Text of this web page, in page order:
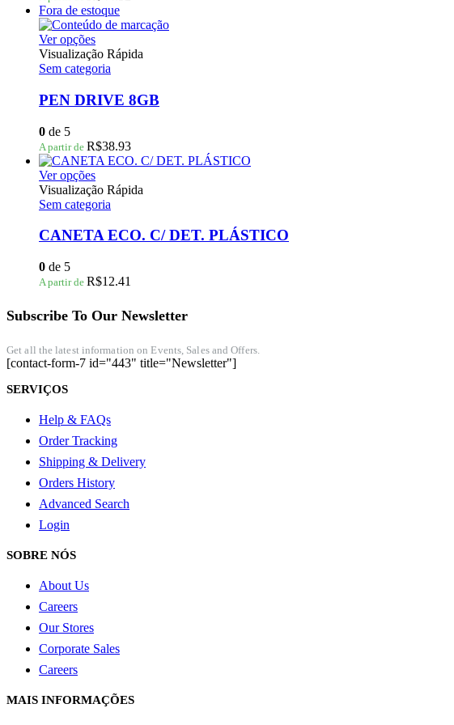
ser
escolhidas
na
página
do
produto
Fora de estoque
Ver opçõesEste
produto
tem
variantes.
As
podem
ser
escolhidas
na
página
do
produto
Visualização Rápida
Sem categoria
PEN DRIVE 8GB
0 de 5
A partir de R$38.93
Ver opçõesEste
produto
tem
variantes.
podem
ser
na
do
produto
Visualização Rápida
Sem categoria
CANETA ECO. C/ DET. PLÁSTICO
0 de 5
A partir de R$12.41
Subscribe To Our Newsletter
Get all the latest information on Events, Sales and Offers.
[contact-form-7 id="443" title="Newsletter"]
SERVIÇOS
Help & FAQs
Order Tracking
Shipping & Delivery
Orders History
Advanced Search
Login
SOBRE NÓS
About Us
Careers
Our Stores
Corporate Sales
Careers
MAIS INFORMAÇÕES